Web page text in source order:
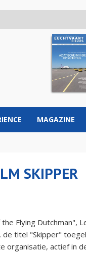
MAGAZINE
SKIPPER
Flying Dutchman",
de titel "Skipper"
organisatie, actief in